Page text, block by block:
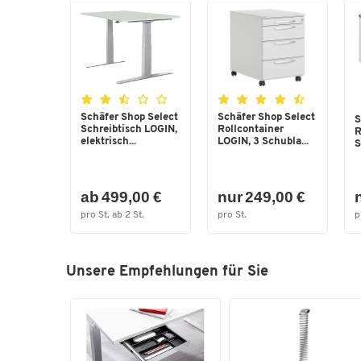
Schäfer Shop Select
Schreibtisch LOGIN,
elektrisch...
ab 499,00 €
pro St. ab 2 St.
Schäfer Shop Select
Rollcontainer
LOGIN, 3 Schubla...
nur 249,00 €
pro St.
Unsere Empfehlungen für Sie